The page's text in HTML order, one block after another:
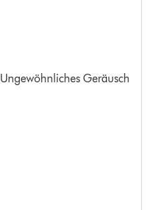
Ungewöhnliches Geräusch